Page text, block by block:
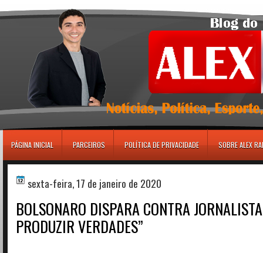
PÁGINA INICIAL PARCEIROS POLÍTICA DE PRIVACIDADE SOBRE ALEX
sexta-feira, 17 de janeiro de 2020
BOLSONARO DISPARA CONTRA
PRODUZIR VERDADES”